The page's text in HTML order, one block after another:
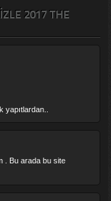
2017 THE
. Bu arada bu site